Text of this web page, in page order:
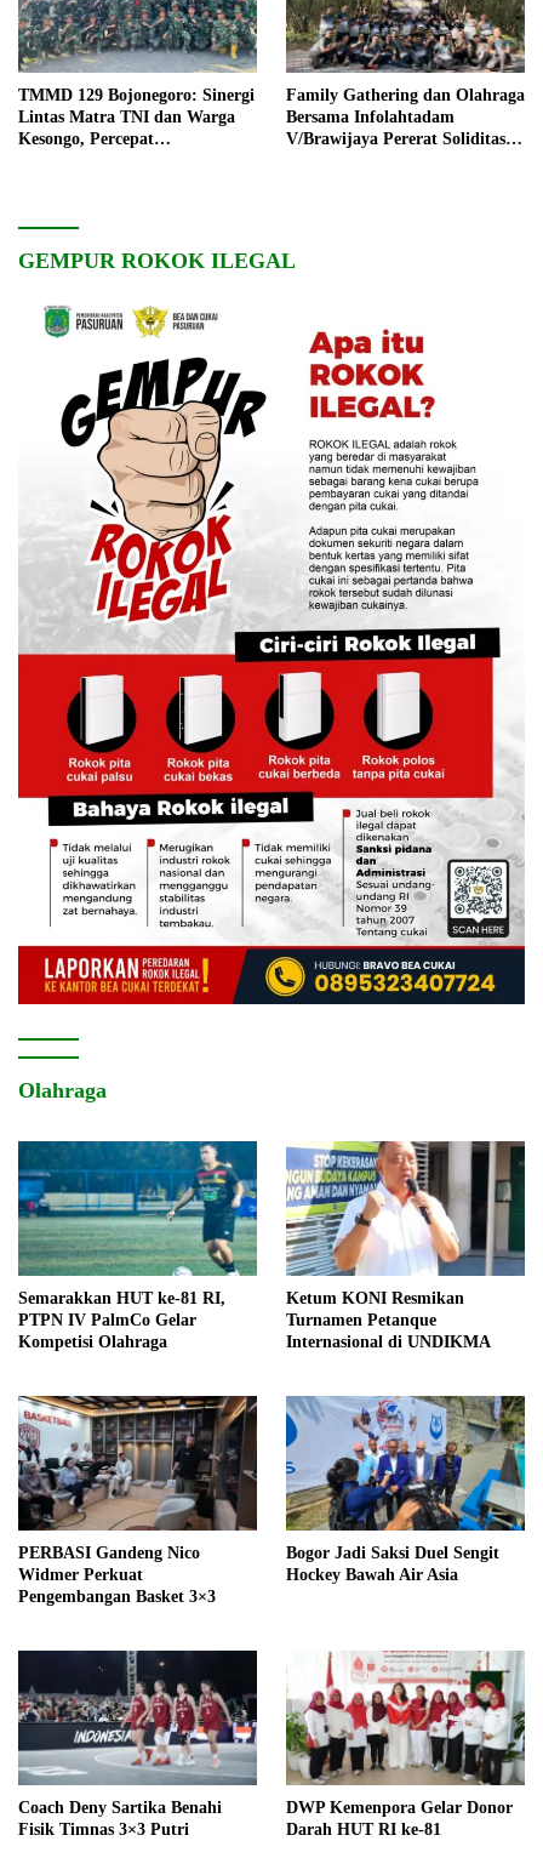
TMMD 129 Bojonegoro: Sinergi
Lintas Matra TNI dan Warga
Kesongo, Percepat
Family Gathering dan Olahraga
Bersama Infolahtadam
V/Brawijaya Pererat Soliditas
GEMPUR ROKOK ILEGAL
Olahraga
Semarakkan HUT ke-81 RI,
PTPN IV PalmCo Gelar
Kompetisi Olahraga
Ketum KONI Resmikan
Turnamen Petanque
Internasional di UNDIKMA
PERBASI Gandeng Nico
Widmer Perkuat
Pengembangan Basket 3×3
Bogor Jadi Saksi Duel Sengit
Hockey Bawah Air Asia
Coach Deny Sartika Benahi
Fisik Timnas 3×3 Putri
DWP Kemenpora Gelar Donor
Darah HUT RI ke-81